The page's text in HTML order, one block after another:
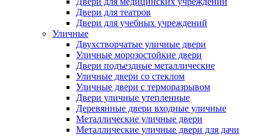
Двери для театров
Двери для учебных учреждений
Уличные
Двухстворчатые уличные двери
Уличные морозостойкие двери
Двери подъездные металлические
Уличные двери со стеклом
Уличные двери с терморазрывом
Двери уличные утепленные
Деревянные двери входные уличные
Металлические уличные двери
Металлические уличные двери для дачи